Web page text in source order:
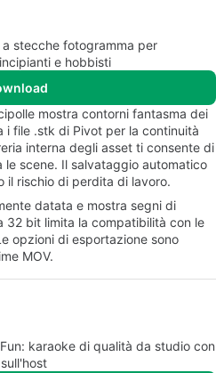
stecche fotogramma per
e hobbisti
mostra contorni fantasma dei
file .stk di Pivot per la continuità
interna degli asset ti consente di
scene. Il salvataggio automatico
il rischio di perdita di lavoro.
datata e mostra segni di
32 bit limita la compatibilità con le
opzioni di esportazione sono
MOV.
karaoke di qualità da studio con